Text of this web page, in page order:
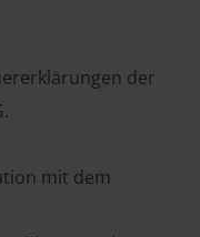
der
mit dem